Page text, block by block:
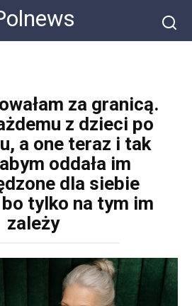
za granicą.
z dzieci po
a one teraz i tak
oddała im
dla siebie
tylko na tym im
zależy